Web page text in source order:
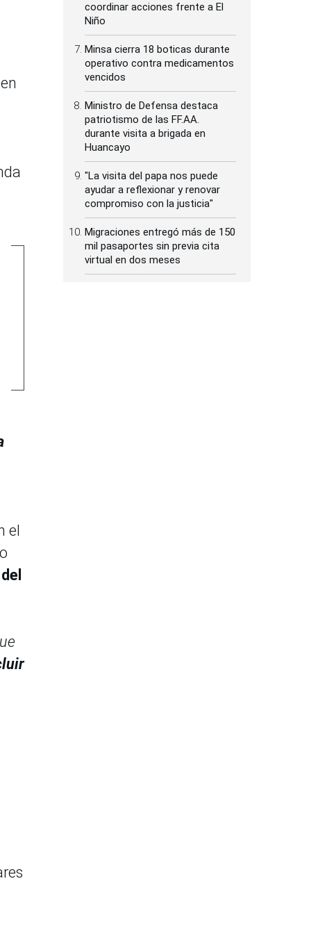
el
coordinar acciones frente a El
Niño
Minsa cierra 18 boticas durante
operativo contra medicamentos
vencidos
Ministro de Defensa destaca
patriotismo de las FF.AA.
durante visita a brigada en
Huancayo
"La visita del papa nos puede
ayudar a reflexionar y renovar
compromiso con la justicia"
Migraciones entregó más de 150
mil pasaportes sin previa cita
virtual en dos meses